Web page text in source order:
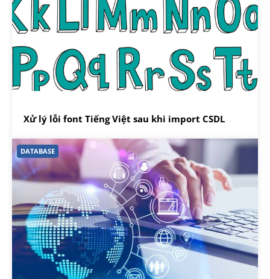
Xử lý lỗi font Tiếng Việt sau khi import CSDL
DATABASE